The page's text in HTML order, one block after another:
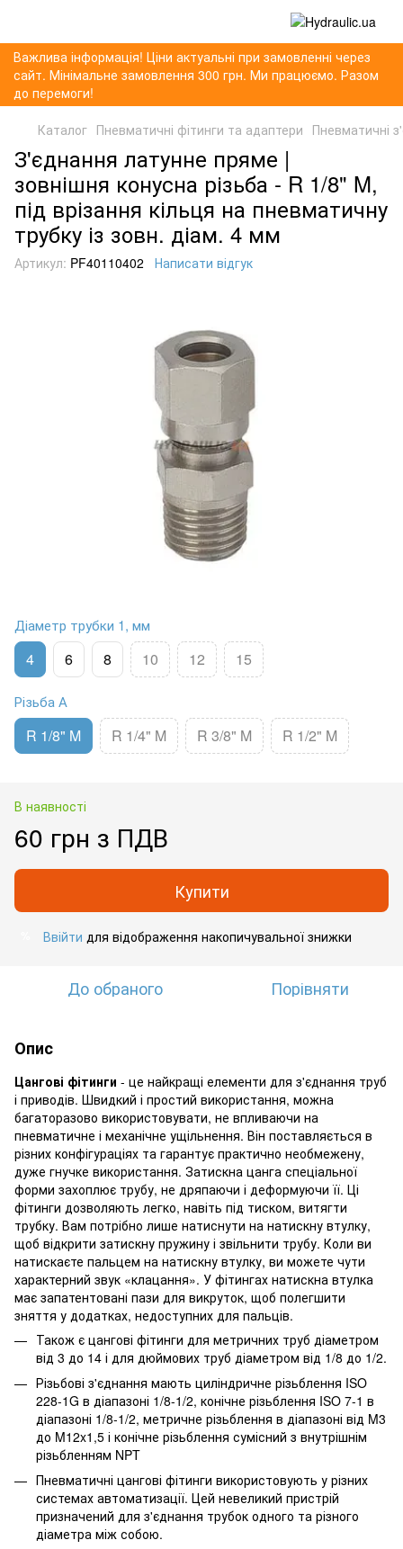
Важлива інформація! Ціни актуальні при замовленні через
сайт. Мінімальне замовлення 300 грн. Ми працюємо. Разом
до перемоги!
Каталог Пневматичні фітинги та адаптери Пневматичні
З'єднання латунне пряме |
зовнішня конусна різьба - R 1/8" M,
під врізання кільця на пневматичну
трубку із зовн. діам. 4 мм
Артикул: PF40110402 Написати відгук
Діаметр трубки 1, мм
4 6 8 10 12 15
Різьба А
R 1/8" M R 1/4" M R 3/8" M R 1/2" M
В наявності
60 грн з ПДВ
Купити
Ввійти для відображення накопичувальної знижки
До обраного Порівняти
Опис
Цангові фітинги - це найкращі елементи для з'єднання труб
і приводів. Швидкий і простий використання, можна
багаторазово використовувати, не впливаючи на
пневматичне і механічне ущільнення. Він поставляється в
різних конфігураціях та гарантує практично необмежену,
дуже гнучке використання. Затискна цанга спеціальної
форми захоплює трубу, не дряпаючи і деформуючи її. Ці
фітинги дозволяють легко, навіть під тиском, витягти
трубку. Вам потрібно лише натиснути на натискну втулку,
щоб відкрити затискну пружину і звільнити трубу. Коли ви
натискаєте пальцем на натискну втулку, ви можете чути
характерний звук «клацання». У фітингах натискна втулка
має запатентовані пази для викруток, щоб полегшити
зняття у додатках, недоступних для пальців.
Також є цангові фітинги для метричних труб діаметром
від 3 до 14 і для дюймових труб діаметром від 1/8 до 1/2.
Різьбові з'єднання мають циліндричне різьблення ISO
228-1G в діапазоні 1/8-1/2, конічне різьблення ISO 7-1 в
діапазоні 1/8-1/2, метричне різьблення в діапазоні від M3
до M12x1,5 і конічне різьблення сумісний з внутрішнім
різьбленням NPT
Пневматичні цангові фітинги використовують у різних
системах автоматизації. Цей невеликий пристрій
призначений для з'єднання трубок одного та різного
діаметра між собою.